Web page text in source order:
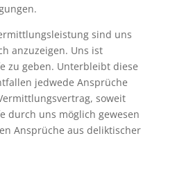
sind uns
anzuzeigen. Uns ist
zu geben. Unterbleibt diese
jedwede Ansprüche
soweit
durch uns möglich gewesen
Ansprüche aus deliktischer